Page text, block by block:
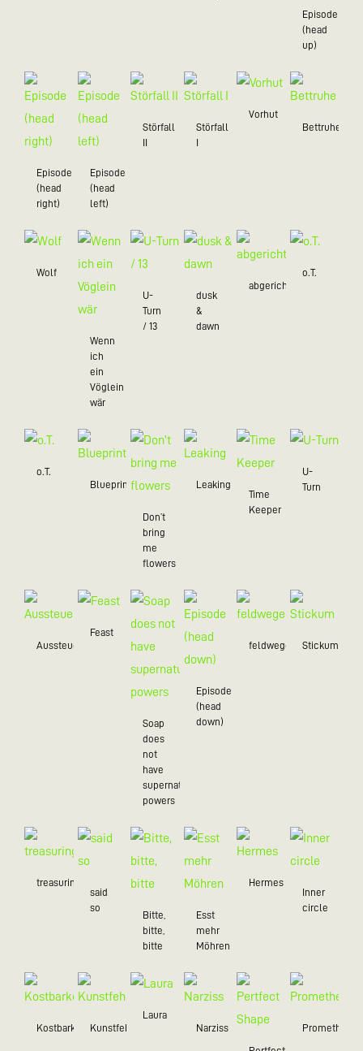
Episode
(head
up)
Episode
(head
right)
Episode
(head
left)
Störfall
II
Störfall
I
Vorhut
Bettruhe
Wolf
Wenn
ich
ein
Vöglein
wär
U-
Turn
/ 13
dusk
&
dawn
abgerichtet
o.T.
o.T.
Blueprint
Don’t
bring
me
flowers
Leaking
Time
Keeper
U-
Turn
Aussteuer
Feast
Soap
does
not
have
supernatural
powers
Episode
(head
down)
feldwegein Stickum
treasuring
said
so
Bitte,
bitte,
bitte
Esst
mehr
Möhren
Hermes
Inner
circle
KostbarkeitenKunstfehler
Laura
Narziss
Prometheus